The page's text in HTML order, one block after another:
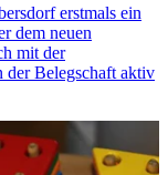
erstmals ein
dem neuen
mit der
der Belegschaft aktiv